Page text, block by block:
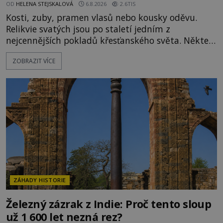
OD HELENA STEJSKALOVÁ 6.8.2026 2.6TIS
Kosti, zuby, pramen vlasů nebo kousky oděvu.
Relikvie svatých jsou po staletí jedním z
nejcennějších pokladů křesťanského světa. Některé
mají pečlivě doloženou historii, jiné provází
záhady, krádeže i nečekané objevy. Jejich osudy
o skutečné historické události. Ve středověké
Evropě mají relikvie mimořádnou hodnotu. Nejsou
jen předmětem úcty
ZOBRAZIT VÍCE
ZÁHADY HISTORIE
Železný zázrak z Indie: Proč tento sloup
už 1 600 let nezná rez?